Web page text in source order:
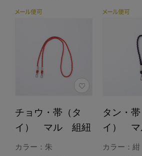
チョウ・帯（タ
イ） マル 組紐
カラー：朱
タン・帯
イ）
カラー：紺